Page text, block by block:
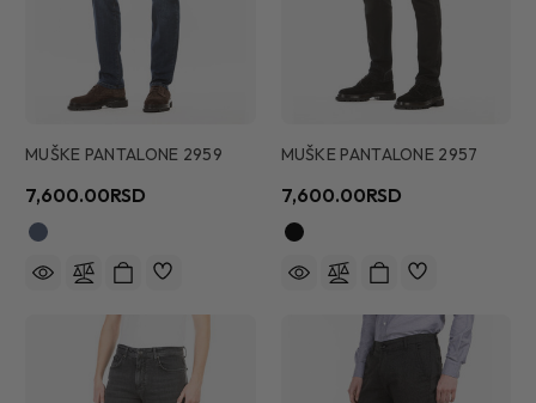
MUŠKE PANTALONE 2959
7,600.00RSD
MUŠKE PANTALONE 2957
7,600.00RSD